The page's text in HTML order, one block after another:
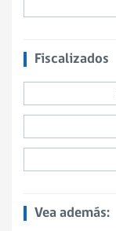
Fiscalizados
Vea además: